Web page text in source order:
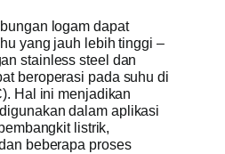
logam dapat
yang jauh lebih tinggi –
stainless steel dan
beroperasi pada suhu di
Hal ini menjadikan
dalam aplikasi
listrik,
beberapa proses